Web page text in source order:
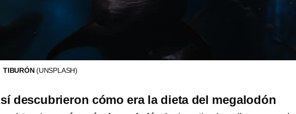
TIBURÓN(UNSPLASH)
descubrieron cómo era la dieta del megalodón